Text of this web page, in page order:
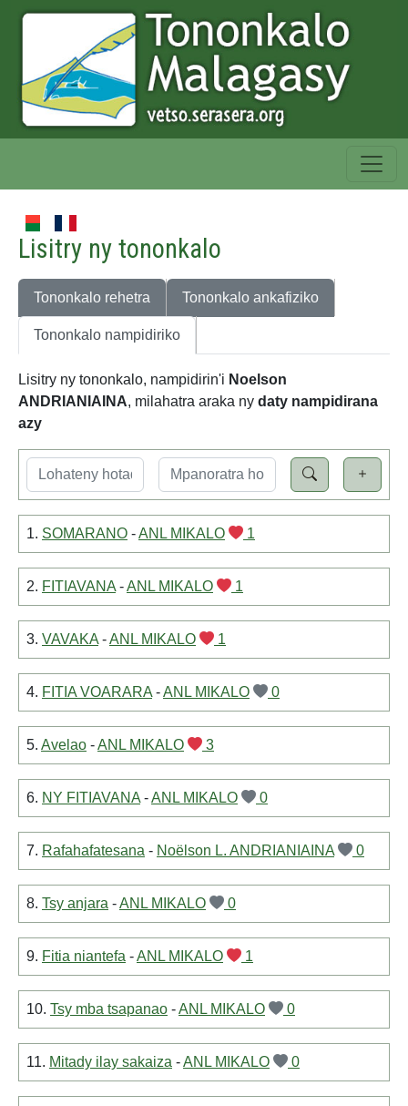
Lisitry ny tononkalo
Tononkalo rehetra Tononkalo ankafiziko
Tononkalo nampidiriko
Lisitry ny tononkalo, nampidirin'i Noelson
ANDRIANIAINA, milahatra araka ny daty nampidirana
azy
1. SOMARANO -ANL MIKALO 1
2. FITIAVANA -ANL MIKALO 1
3. VAVAKA -ANL MIKALO 1
4. FITIA VOARARA -ANL MIKALO 0
5. Avelao -ANL MIKALO 3
6. NY FITIAVANA -ANL MIKALO 0
7. Rafahafatesana - Noëlson L. ANDRIANIAINA 0
8. Tsy anjara -ANL MIKALO 0
9. Fitia niantefa -ANL MIKALO 1
10. Tsy mba tsapanao -ANL MIKALO 0
11. Mitady ilay sakaiza -ANL MIKALO 0